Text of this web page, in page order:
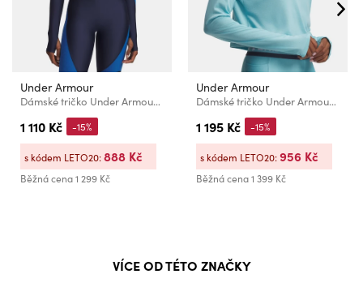
Under Armour
Dámské tričko Under Armour UA HG Rib 1/4 Zip-BLU
1 110 Kč
Běžná cena1 299 Kč
-15%
s kódem LETO20:888 Kč
Under Armour
Dámské tričko Under Armour Tech Branded 1/2 Zip
1 195 Kč
Běžná cena1 399 Kč
-15%
s kódem LETO20:956 Kč
VÍCE OD TÉTO ZNAČKY